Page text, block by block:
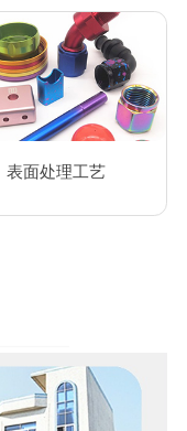
表面处理工艺